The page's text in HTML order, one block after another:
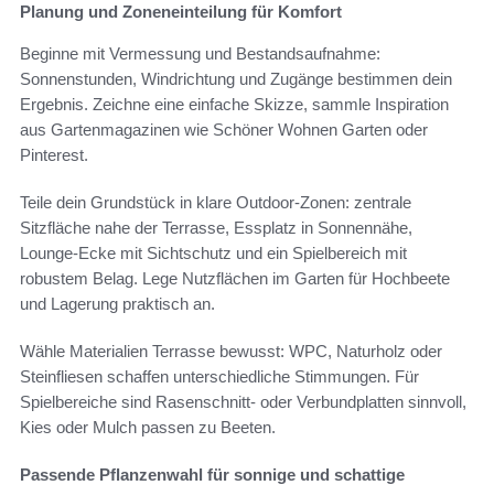
Planung und Zoneneinteilung für Komfort
Beginne mit Vermessung und Bestandsaufnahme:
Sonnenstunden, Windrichtung und Zugänge bestimmen dein
Ergebnis. Zeichne eine einfache Skizze, sammle Inspiration
aus Gartenmagazinen wie Schöner Wohnen Garten oder
Pinterest.
Teile dein Grundstück in klare Outdoor-Zonen: zentrale
Sitzfläche nahe der Terrasse, Essplatz in Sonnennähe,
Lounge-Ecke mit Sichtschutz und ein Spielbereich mit
robustem Belag. Lege Nutzflächen im Garten für Hochbeete
und Lagerung praktisch an.
Wähle Materialien Terrasse bewusst: WPC, Naturholz oder
Steinfliesen schaffen unterschiedliche Stimmungen. Für
Spielbereiche sind Rasenschnitt- oder Verbundplatten sinnvoll,
Kies oder Mulch passen zu Beeten.
Passende Pflanzenwahl für sonnige und schattige